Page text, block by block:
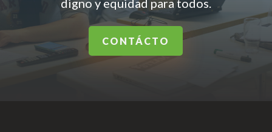
digno y equidad para todos.
CONTÁCTO